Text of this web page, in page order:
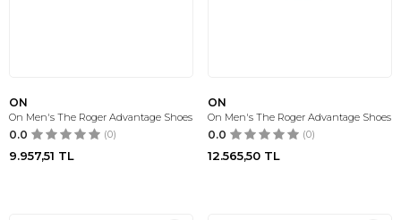
ON
On Men's The Roger Advantage Shoes
0.0 (0)
9.957,51 TL
ON
On Men's The Roger Advantage Shoes
0.0 (0)
12.565,50 TL